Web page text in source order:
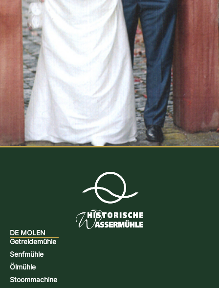
DE MOLEN
Getreidemühle
Senfmühle
Ölmühle
Stoommachine